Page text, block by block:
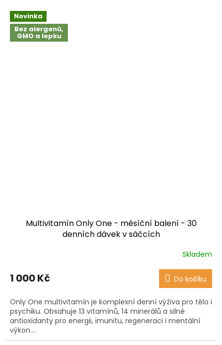
Novinka
Bez alergenů,
GMO a lepku
Multivitamín Only One - měsíční balení - 30
denních dávek v sáčcích
produktu
je
z
5
hvězdiček.
Skladem
1 000 Kč Do košíku
Only One multivitamín je komplexní denní výživa pro tělo i
psychiku. Obsahuje 13 vitamínů, 14 minerálů a silné
antioxidanty pro energii, imunitu, regeneraci i mentální
výkon....